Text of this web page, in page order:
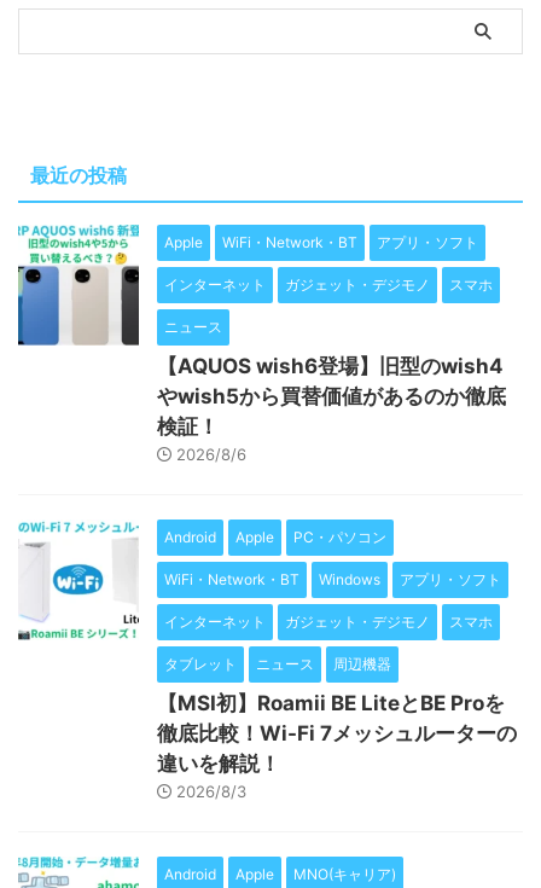
最近の投稿
Apple WiFi・Network・BT アプリ・ソフト
インターネット ガジェット・デジモノ スマホ
ニュース
【AQUOS wish6登場】旧型のwish4
やwish5から買替価値があるのか徹底
検証！
2026/8/6
Android Apple PC・パソコン
WiFi・Network・BT Windows アプリ・ソフト
インターネット ガジェット・デジモノ スマホ
タブレット ニュース 周辺機器
【MSI初】Roamii BE LiteとBE Proを
徹底比較！Wi-Fi 7メッシュルーターの
違いを解説！
2026/8/3
Android Apple MNO(キャリア)